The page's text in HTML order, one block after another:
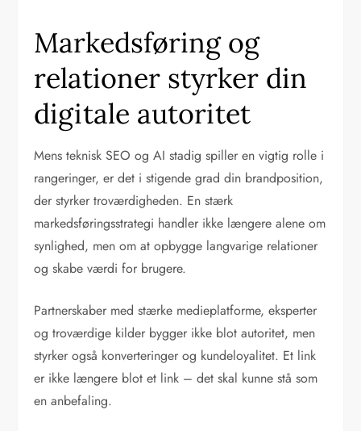
Markedsføring og
relationer styrker din
digitale autoritet
Mens teknisk SEO og AI stadig spiller en vigtig rolle i
rangeringer, er det i stigende grad din brandposition,
der styrker troværdigheden. En stærk
markedsføringsstrategi handler ikke længere alene om
synlighed, men om at opbygge langvarige relationer
og skabe værdi for brugere.
Partnerskaber med stærke medieplatforme, eksperter
og troværdige kilder bygger ikke blot autoritet, men
styrker også konverteringer og kundeloyalitet. Et link
er ikke længere blot et link – det skal kunne stå som
en anbefaling.